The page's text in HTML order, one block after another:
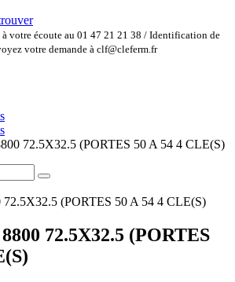
à votre écoute au 01 47 21 21 38 / Identification de
votre demande à clf@cleferm.fr
72.5X32.5 (PORTES 50 A 54 4 CLE(S)
72.5X32.5 (PORTES